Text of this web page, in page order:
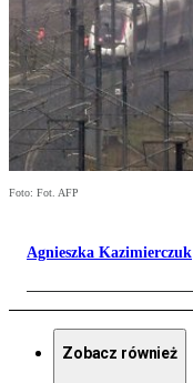
Foto: Fot. AFP
Agnieszka Kazimierczuk
Zobacz również